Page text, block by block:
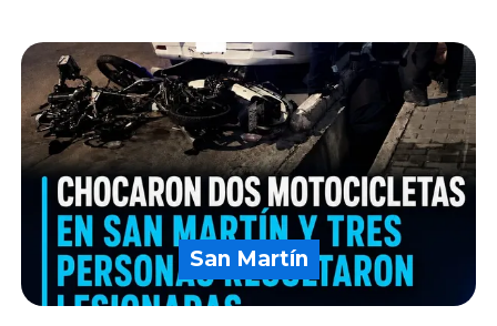
San Martín